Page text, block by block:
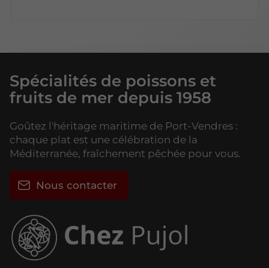
Spécialités de poissons et
fruits de mer depuis 1958
Goûtez l'héritage maritime de Port-Vendres :
chaque plat est une célébration de la
Méditerranée, fraîchement pêchée pour vous.
Nous contacter